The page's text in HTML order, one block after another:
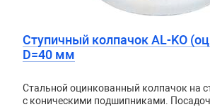
Ступичный колпачок AL-KO
D=40 мм
Стальной оцинкованный колпачок на
с коническими подшипниками.